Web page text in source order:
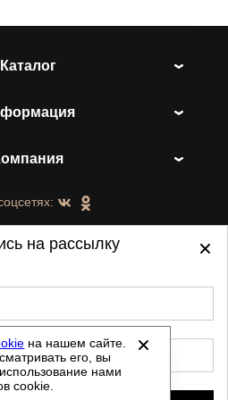
Каталог
- все права
интернет магазином и
публичной офертой.
на нашем сайте.
его, вы
нами
cookie.
на рассылку